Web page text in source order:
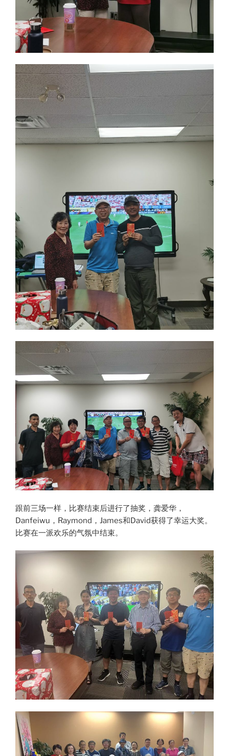
跟前三场一样，比赛结束后进行了抽奖，龚爱华，
Danfeiwu，Raymond，James和David获得了幸运大奖。
比赛在一派欢乐的气氛中结束。